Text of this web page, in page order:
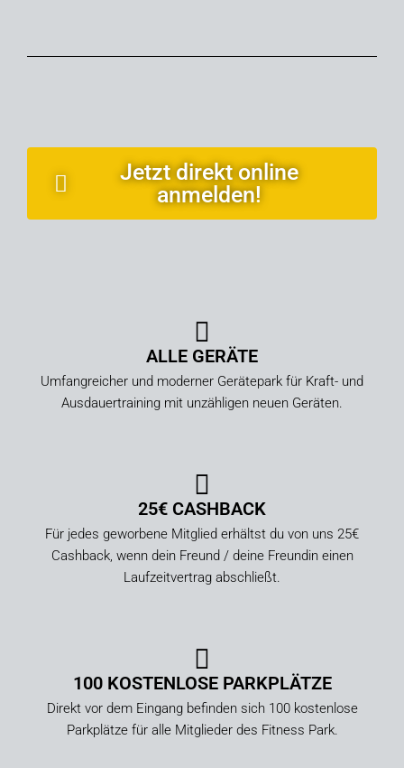
Jetzt direkt online
anmelden!
ALLE GERÄTE
Umfangreicher und moderner Gerätepark für Kraft- und
Ausdauertraining mit unzähligen neuen Geräten.
25€ CASHBACK
Für jedes geworbene Mitglied erhältst du von uns 25€
Cashback, wenn dein Freund / deine Freundin einen
Laufzeitvertrag abschließt.
100 KOSTENLOSE PARKPLÄTZE
Direkt vor dem Eingang befinden sich 100 kostenlose
Parkplätze für alle Mitglieder des Fitness Park.